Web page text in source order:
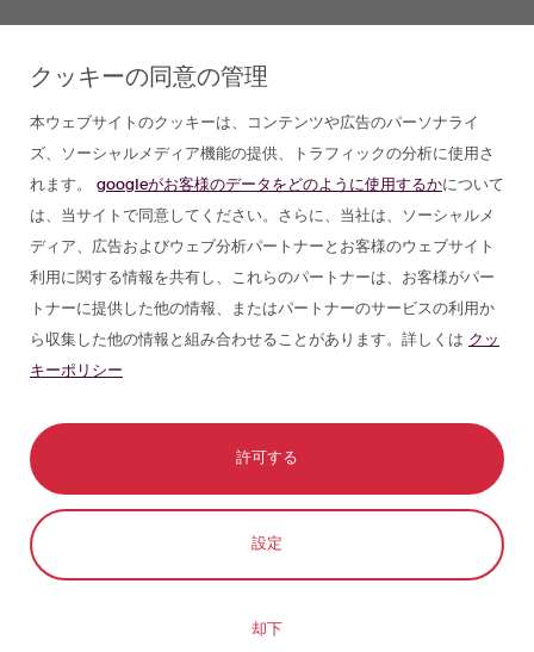
グループ向けスペイン語プログラム
スペイン サマースクール
スペイン語コース
パートナー
スペイン観光ガイド
ラテンアメリカの旅行ガイド
クッキーの同意の管理
本ウェブサイトのクッキーは、コンテンツや広告のパーソナライ
ズ、ソーシャルメディア機能の提供、トラフィックの分析に使用さ
れます。 googleがお客様のデータをどのように使用するかについて
は、当サイトで同意してください。さらに、当社は、ソーシャルメ
ディア、広告およびウェブ分析パートナーとお客様のウェブサイト
利用に関する情報を共有し、これらのパートナーは、お客様がパー
トナーに提供した他の情報、またはパートナーのサービスの利用か
ら収集した他の情報と組み合わせることがあります。詳しくは クッ
キーポリシー
却下
設定
許可する